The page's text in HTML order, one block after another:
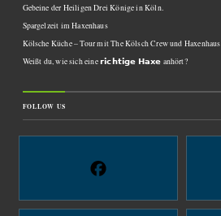
Gebeine der Heiligen Drei Könige in Köln.
Spargelzeit im Haxenhaus
Kölsche Küche – Tour mit The Kölsch Crew und Haxenhaus
Weißt du, wie sich eine 𝗿𝗶𝗰𝗵𝘁𝗶𝗴𝗲 𝗛𝗮𝘅𝗲 anhört?
FOLLOW US